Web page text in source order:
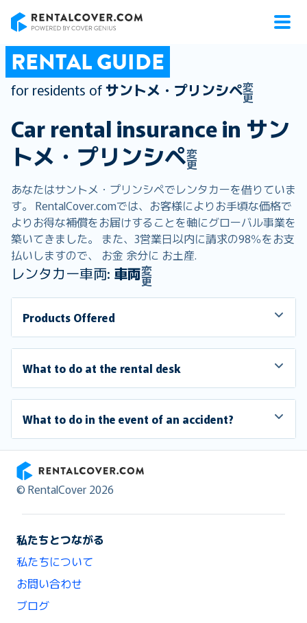
RENTAL GUIDE
for residents ofサントメ・プリンシペ変
更
Car rental insurance in サン
トメ・プリンシペ変
更
あなたはサントメ・プリンシペでレンタカーを借りていま
す。 RentalCover.comでは、お客様によりお手頃な価格で
よりお得な補償をお届けすることを軸にグローバル事業を
築いてきました。 また、3営業日以内に請求の98％をお支
払いしますので、 お金 余分に お土産.
レンタカー車両: 車両変
更
Products Offered
What to do at the rental desk
What to do in the event of an accident?
RentalCover
© RentalCover 2026
私たちとつながる
私たちについて
お問い合わせ
ブログ